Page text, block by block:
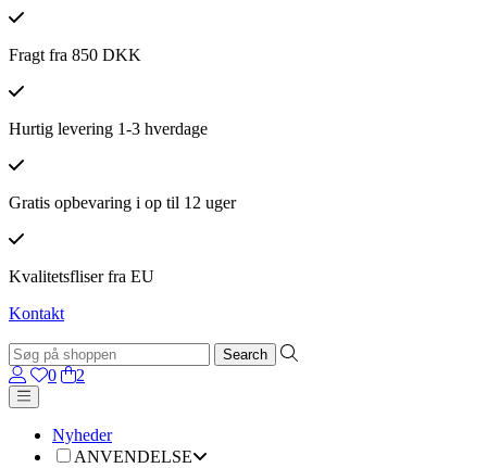
Fragt fra 850 DKK
Hurtig levering 1-3 hverdage
Gratis opbevaring i op til 12 uger
Kvalitetsfliser fra EU
Kontakt
0 2
Nyheder
ANVENDELSE